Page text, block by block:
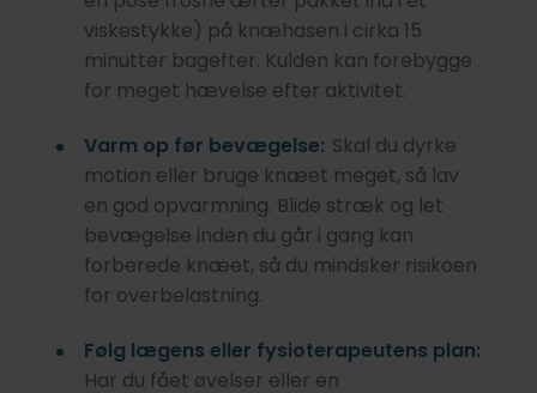
viskestykke) på knæhasen i cirka 15
minutter bagefter. Kulden kan forebygge
for meget hævelse efter aktivitet.
Varm op før bevægelse: Skal du dyrke
motion eller bruge knæet meget, så lav
en god opvarmning. Blide stræk og let
bevægelse inden du går i gang kan
forberede knæet, så du mindsker risikoen
for overbelastning.
Følg lægens eller fysioterapeutens plan:
Har du fået øvelser eller en